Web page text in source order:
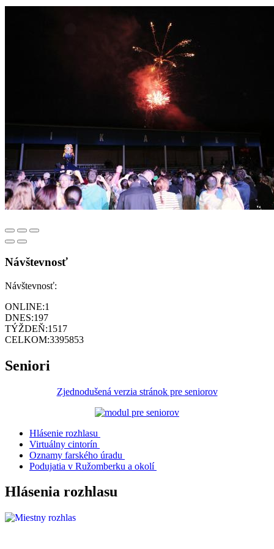
Návštevnosť
Návštevnosť:
ONLINE:1
DNES:197
TÝŽDEŇ:1517
CELKOM:3395853
Seniori
Zjednodušená verzia stránok pre seniorov
Hlásenie rozhlasu
Virtuálny cintorín
Oznamy farského úradu
Podujatia v Ružomberku a okolí
Hlásenia rozhlasu